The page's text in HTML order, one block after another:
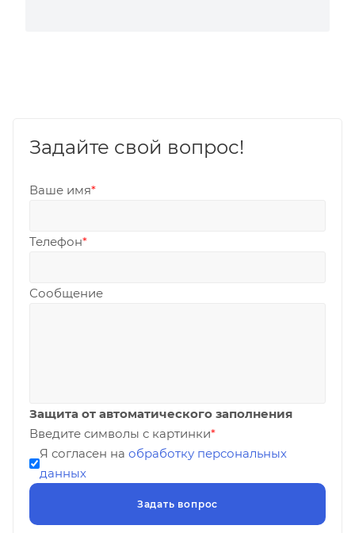
Задайте свой вопрос!
Ваше имя*
Телефон*
Сообщение
Защита от автоматического заполнения
Введите символы с картинки*
Я согласен на обработку персональных
данных